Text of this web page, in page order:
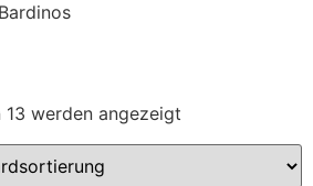
13 werden angezeigt